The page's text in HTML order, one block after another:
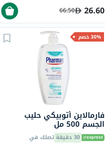
26.60
66.50
30% خصم
فارمالاين أتوبيكي حليب
الجسم 500 مل
30 دقيقة تصلك في